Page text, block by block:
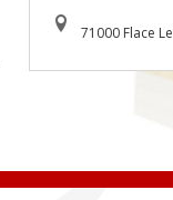
71000 Flace